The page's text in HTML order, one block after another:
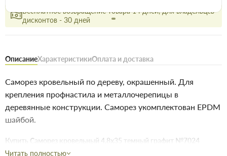
Бесплатное возвращение товара 14 дней, для владельцев
дисконтов - 30 дней
ОписаниеХарактеристикиОплата и доставка
Саморез кровельный по дереву, окрашенный. Для
крепления профнастила и металлочерепицы в
деревянные конструкции. Саморез укомплектован EPDM
шайбой.
Купить Саморез кровельный 4,8х35 темный графит №7024
(250шт) в Запорожье
Читать полностью